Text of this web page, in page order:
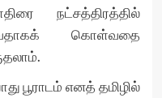
நட்சத்திரத்தில்
கொள்வதை
பூராடம் எனத் தமிழில்